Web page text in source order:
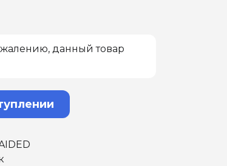
данный товар